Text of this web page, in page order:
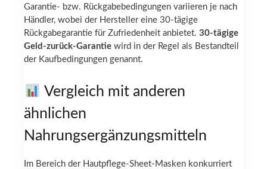
Garantie- bzw. Rückgabebedingungen variieren je nach
Händler, wobei der Hersteller eine 30-tägige
Rückgabegarantie für Zufriedenheit anbietet. 30-tägige
Geld-zurück-Garantie wird in der Regel als Bestandteil
der Kaufbedingungen genannt.
Vergleich mit anderen
ähnlichen
Nahrungsergänzungsmitteln
Im Bereich der Hautpflege-Sheet-Masken konkurriert